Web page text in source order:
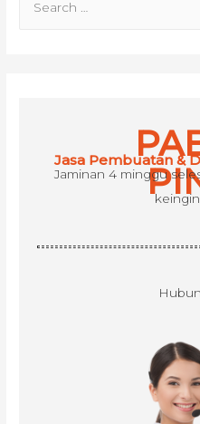
Jasa Pembuatan &
Jaminan 4 minggu